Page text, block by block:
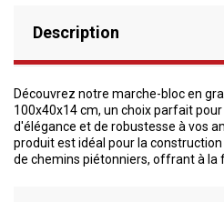
Description
Découvrez notre marche-bloc en
100x40x14 cm, un choix parfait
d'élégance et de robustesse à vos
produit est idéal pour la
de chemins piétonniers, offrant à la